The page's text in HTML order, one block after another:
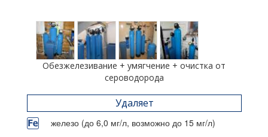
Обезжелезивание + умягчение + очистка от
сероводорода
Удаляет
железо (до 6,0 мг/л, возможно до 15 мг/л)